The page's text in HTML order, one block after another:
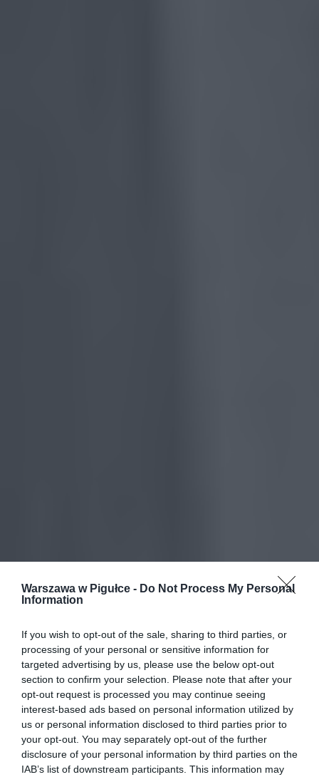
Warszawa w Pigułce - Do Not Process My Personal
Information
If you wish to opt-out of the sale, sharing to third parties, or
processing of your personal or sensitive information for
targeted advertising by us, please use the below opt-out
section to confirm your selection. Please note that after your
opt-out request is processed you may continue seeing
interest-based ads based on personal information utilized by
us or personal information disclosed to third parties prior to
your opt-out. You may separately opt-out of the further
disclosure of your personal information by third parties on the
IAB’s list of downstream participants. This information may